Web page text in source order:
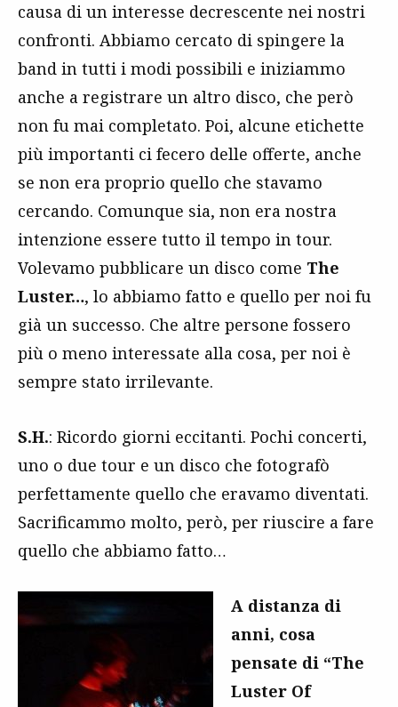
causa di un interesse decrescente nei nostri
confronti. Abbiamo cercato di spingere la
band in tutti i modi possibili e iniziammo
anche a registrare un altro disco, che però
non fu mai completato. Poi, alcune etichette
più importanti ci fecero delle offerte, anche
se non era proprio quello che stavamo
cercando. Comunque sia, non era nostra
intenzione essere tutto il tempo in tour.
Volevamo pubblicare un disco come The
Luster…, lo abbiamo fatto e quello per noi fu
già un successo. Che altre persone fossero
più o meno interessate alla cosa, per noi è
sempre stato irrilevante.
S.H.: Ricordo giorni eccitanti. Pochi concerti,
uno o due tour e un disco che fotografò
perfettamente quello che eravamo diventati.
Sacrificammo molto, però, per riuscire a fare
quello che abbiamo fatto…
A distanza di
anni, cosa
pensate di “The
Luster Of